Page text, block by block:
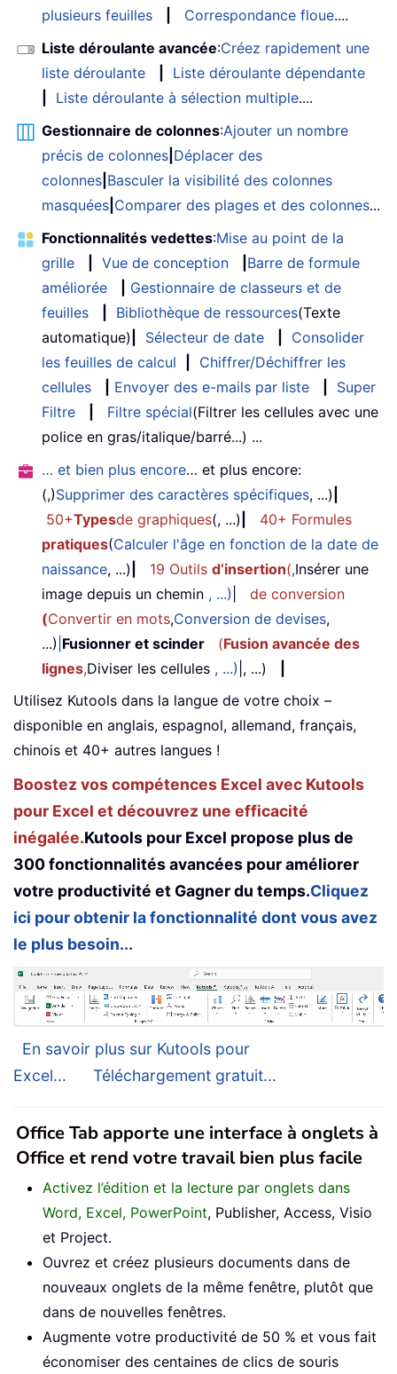
plusieurs feuilles Correspondance floue....
Liste déroulante avancée:Créez rapidement une
liste déroulante
Liste déroulante dépendante
Liste déroulante à sélection multiple....
Gestionnaire de colonnes:Ajouter un nombre
précis de colonnes Déplacer des
colonnes Basculer la visibilité des colonnes
masquées Comparer des plages et des colonnes...
Fonctionnalités vedettes:Mise au point de la
grille
Vue de conception
Barre de formule
améliorée
Gestionnaire de classeurs et de
feuilles
Bibliothèque de ressources(Texte
automatique)
Sélecteur de date
Consolider
les feuilles de calcul
Chiffrer/Déchiffrer les
cellules
Envoyer des e-mails par liste
Super
Filtre
Filtre spécial(Filtrer les cellules avec une
police en gras/italique/barré...) ...
… et bien plus encore… et plus encore:
(,)Supprimer des caractères spécifiques, ...)
50+Typesde graphiques(, ...)
40+ Formules
pratiques(Calculer l'âge en fonction de la date de
naissance, ...) 19 Outils d’insertion(,Insérer une
image depuis un chemin , ...)
de conversion
(Convertir en mots,Conversion de devises,
...) Fusionner et scinder (Fusion avancée des
lignes,Diviser les cellules , ...) |, ...)
Utilisez Kutools dans la langue de votre choix –
disponible en anglais, espagnol, allemand, français,
chinois et 40+ autres langues !
Boostez vos compétences Excel avec Kutools
pour Excel et découvrez une efficacité
inégalée.Kutools pour Excel propose plus de
300 fonctionnalités avancées pour améliorer
votre productivité et Gagner du temps.Cliquez
ici pour obtenir la fonctionnalité dont vous avez
le plus besoin...
En savoir plus sur Kutools pour
Excel...
Téléchargement gratuit...
Office Tab apporte une interface à onglets à
Office et rend votre travail bien plus facile
Activez l’édition et la lecture par onglets dans
Word, Excel, PowerPoint, Publisher, Access, Visio
et Project.
Ouvrez et créez plusieurs documents dans de
nouveaux onglets de la même fenêtre, plutôt que
dans de nouvelles fenêtres.
Augmente votre productivité de 50 % et vous fait
économiser des centaines de clics de souris